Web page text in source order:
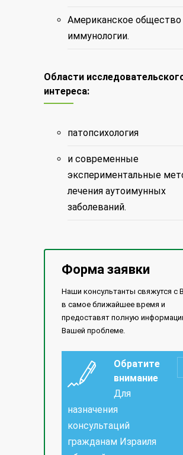
Американское общество
иммунологии.
Области
интереса:
патопсихология
и современные
экспериментальные
лечения аутоимунных
заболеваний.
Форма заявки
Наши консультанты свяжутся с
в самое ближайшее время и
предоставят полную
Вашей проблеме.
Обратите
внимание
Для
назначения
консультаций
гражданам Израиля